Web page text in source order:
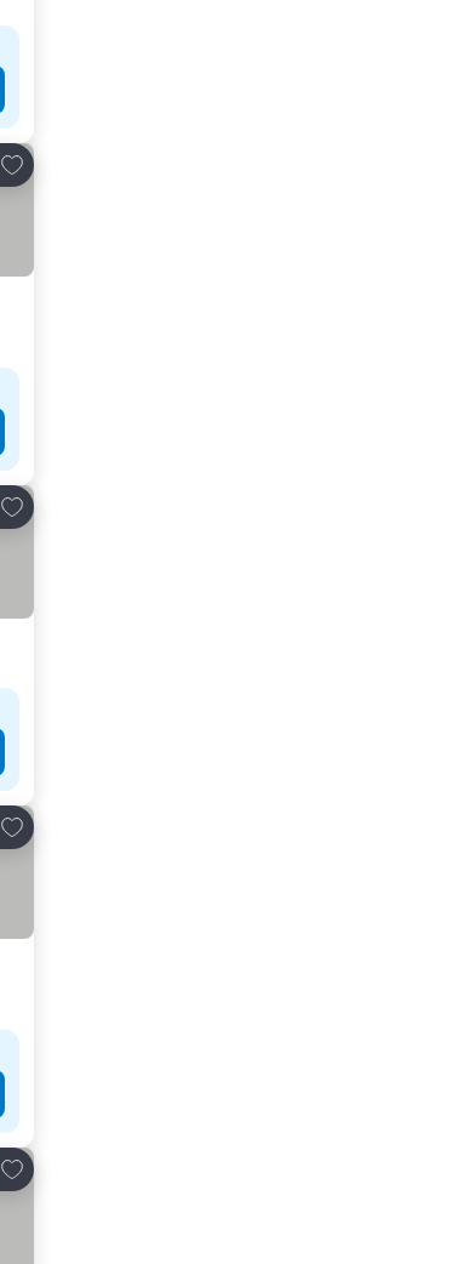
Lisää suosikkeihin
Lisää suosikkeihin
Lisää suosikkeihin
Lisää suosikkeihin